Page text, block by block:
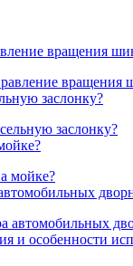
вращения
заслонку?
и особенности